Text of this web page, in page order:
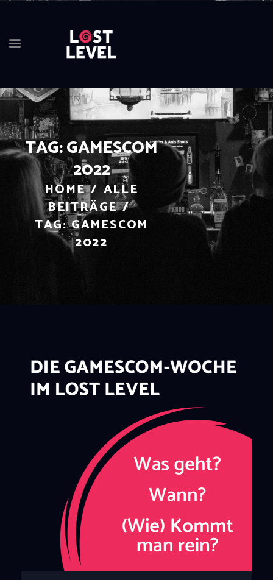
TAG: GAMESCOM
2022
HOME
ALLE
BEITRÄGE
TAG: GAMESCOM
2022
HOME
NEWS
DRINKS
EVENTS
LOCATION
ABOUT
RESERVIERUNG